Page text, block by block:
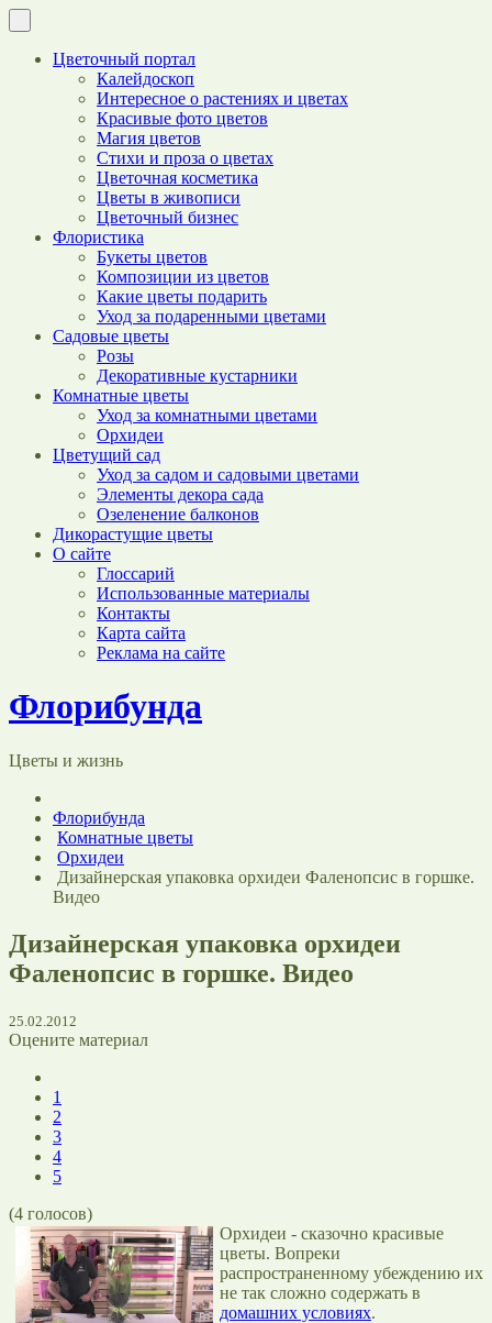
Цветочный портал
Калейдоскоп
Интересное о растениях и цветах
Красивые фото цветов
Магия цветов
Стихи и проза о цветах
Цветочная косметика
Цветы в живописи
Цветочный бизнес
Флористика
Букеты цветов
Композиции из цветов
Какие цветы подарить
Уход за подаренными цветами
Садовые цветы
Розы
Декоративные кустарники
Комнатные цветы
Уход за комнатными цветами
Орхидеи
Цветущий сад
Уход за садом и садовыми цветами
Элементы декора сада
Озеленение балконов
Дикорастущие цветы
О сайте
Глоссарий
Использованные материалы
Контакты
Карта сайта
Реклама на сайте
Флорибунда
Цветы и жизнь
Флорибунда
Комнатные цветы
Орхидеи
Дизайнерская упаковка орхидеи Фаленопсис в горшке.
Видео
Дизайнерская упаковка орхидеи
Фаленопсис в горшке. Видео
25.02.2012
Оцените материал
1
2
3
4
5
(4 голосов)
Орхидеи - сказочно красивые
цветы. Вопреки
распространенному убеждению их
не так сложно содержать в
домашних условиях.